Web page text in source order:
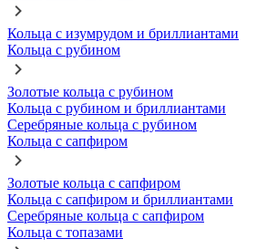
Кольца с изумрудом и бриллиантами
Кольца с рубином
Золотые кольца с рубином
Кольца с рубином и бриллиантами
Серебряные кольца с рубином
Кольца с сапфиром
Золотые кольца с сапфиром
Кольца с сапфиром и бриллиантами
Серебряные кольца с сапфиром
Кольца с топазами